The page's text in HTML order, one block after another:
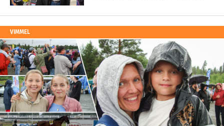
VIMMEL